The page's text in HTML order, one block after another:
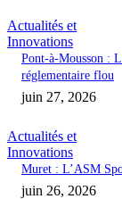
Actualités et
Innovations
Pont-à-Mousson :
réglementaire flou
juin 27, 2026
Actualités et
Innovations
Muret : L’ASM
juin 26, 2026